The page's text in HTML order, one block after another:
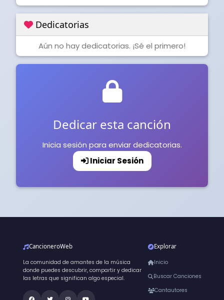
Dedicatorias
Aún no hay dedicatorias. ¡Sé el primero!
Dedicar esta canción
Inicia sesión para enviar dedicatorias.
Iniciar Sesión
CancioneroWeb
La comunidad de amantes de la música
donde puedes descubrir, compartir y dedicar
las letras que significan algo especial.
Explorar
Inicio
Buscar Canciones
Cantautores